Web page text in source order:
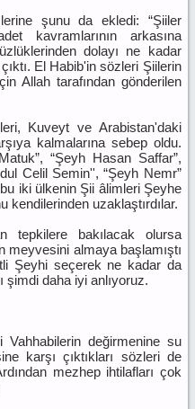
şunu da ekledi: “Şiiler
kavramlarının arkasına
dolayı ne kadar
El Habib'in sözleri Şiilerin
Allah tarafından gönderilen
Kuveyt ve Arabistan'daki
kalmalarına sebep oldu.
“Şeyh Hasan Saffar”,
Celil Semin'', “Şeyh Nemr”
iki ülkenin Şii âlimleri Şeyhe
kendilerinden uzaklaştırdılar.
tepkilere bakılacak olursa
meyvesini almaya başlamıştı
Şeyhi seçerek ne kadar da
şimdi daha iyi anlıyoruz.
değirmenine su
karşı çıktıkları sözleri de
mezhep ihtilafları çok